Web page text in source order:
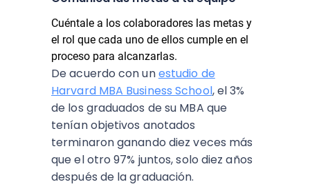
Cuéntale a los colaboradores las metas y
el rol que cada uno de ellos cumple en el
proceso para alcanzarlas.
De acuerdo con unestudio de
Harvard MBA Business School, el 3%
de los graduados de su MBA que
tenían objetivos anotados
terminaron ganando diez veces más
que el otro 97% juntos, solo diez años
después de la graduación.